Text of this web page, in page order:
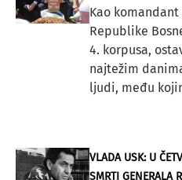
Kao
Republike
4. korpusa,
najtežim
ljudi, među
VLADA USK: U
SMRTI GENERALA